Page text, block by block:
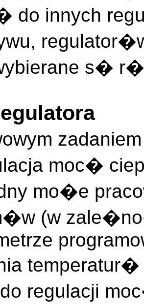
do innych
s�
moc�
mo�e
(w
regulacji